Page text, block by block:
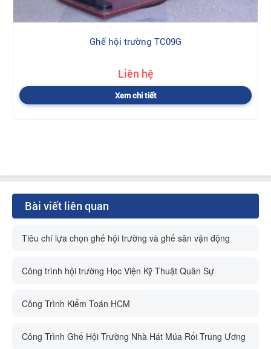
Ghế hội trường TC09G
Liên hệ
Xem chi tiết
Bài viết liên quan
Tiêu chí lựa chọn ghế hội trường và ghế sân vận động
Công trình hội trường Học Viện Kỹ Thuật Quân Sự
Công Trình Kiểm Toán HCM
Công Trình Ghế Hội Trường Nhà Hát Múa Rối Trung Ương